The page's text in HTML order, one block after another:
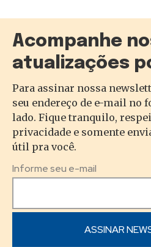
Acompanhe
atualizações
Para assinar nossa
seu endereço de e-mail no
lado. Fique tranquilo,
privacidade e somente
útil pra você.
Informe seu e-mail